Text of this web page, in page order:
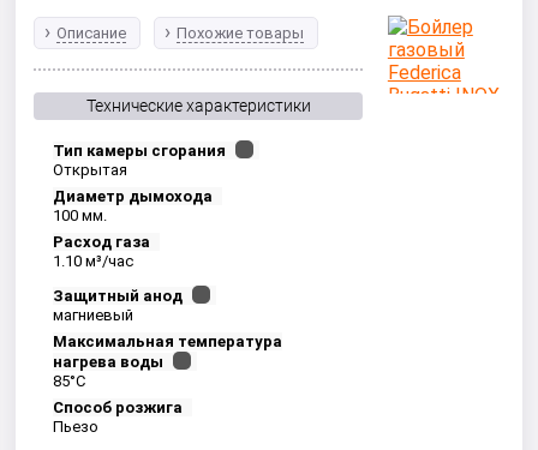
Описание Похожие товары
Технические характеристики
Тип камеры сгорания
Открытая
Диаметр дымохода
100 мм.
Расход газа
1.10 м³/час
Защитный анод
магниевый
Максимальная температура
нагрева воды
85°С
Способ розжига
Пьезо